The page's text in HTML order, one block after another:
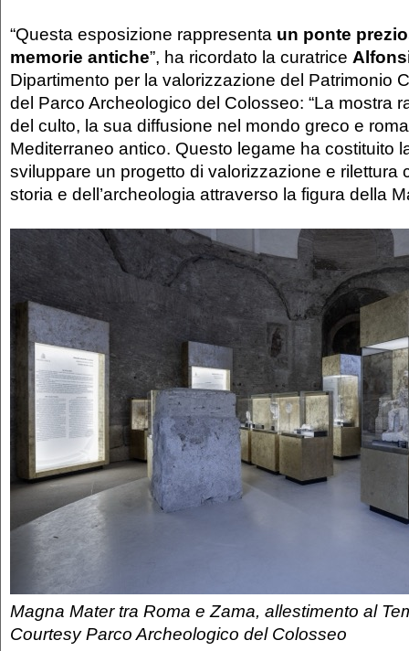
“Questa esposizione rappresenta un ponte
memorie antiche”, ha ricordato la curatrice
Dipartimento per la valorizzazione del Patrimonio
del Parco Archeologico del Colosseo: “La mostra
del culto, la sua diffusione nel mondo greco e
Mediterraneo antico. Questo legame ha costituito
sviluppare un progetto di valorizzazione e rilettura
storia e dell’archeologia attraverso la figura della
Magna Mater tra Roma e Zama, allestimento al
Courtesy Parco Archeologico del Colosseo